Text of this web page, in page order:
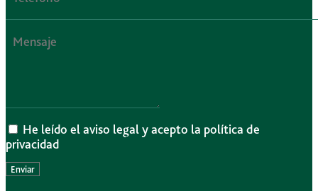
He leído el aviso legal y acepto la política de
privacidad
Enviar